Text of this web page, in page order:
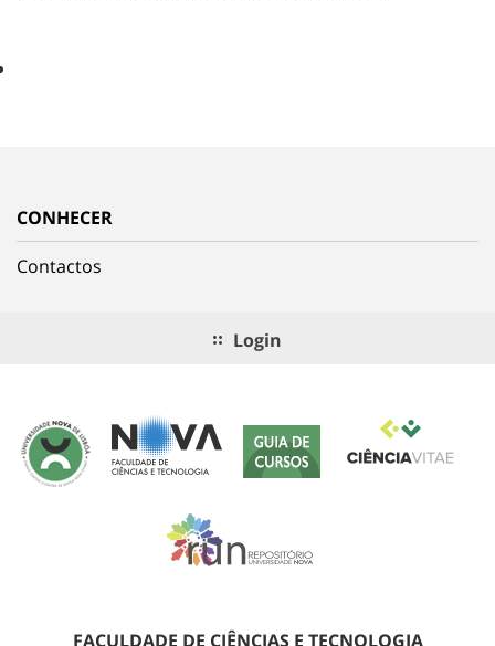
CONHECER
Contactos
Login
FACULDADE DE CIÊNCIAS E TECNOLOGIA